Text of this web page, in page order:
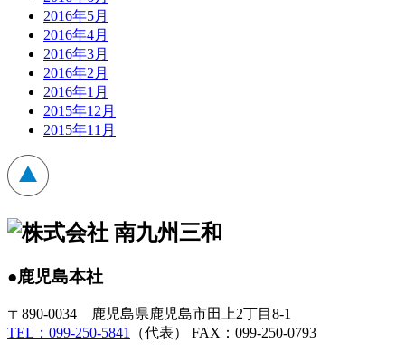
2016年5月
2016年4月
2016年3月
2016年2月
2016年1月
2015年12月
2015年11月
●鹿児島本社
〒890-0034 鹿児島県鹿児島市田上2丁目8-1
TEL：099-250-5841
（代表） FAX：099-250-0793